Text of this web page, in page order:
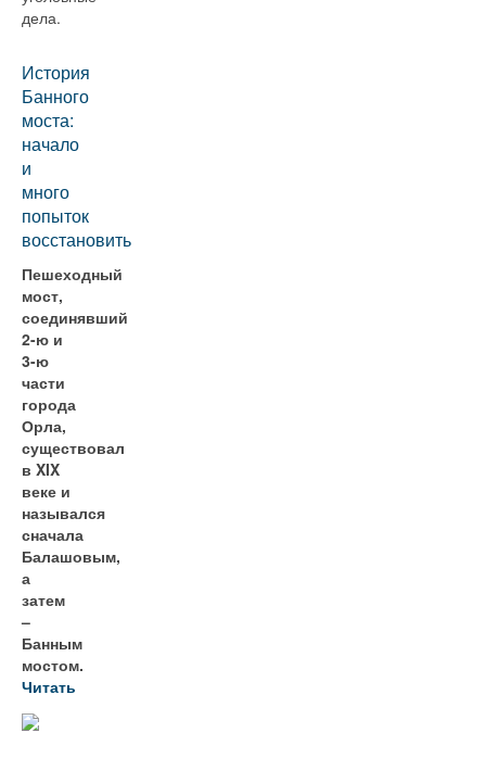
дела.
История
Банного
моста:
начало
и
много
попыток
восстановить
Пешеходный
мост,
соединявший
2-ю и
3-ю
части
города
Орла,
существовал
в XIX
веке и
назывался
сначала
Балашовым,
а
затем
–
Банным
мостом.
Читать